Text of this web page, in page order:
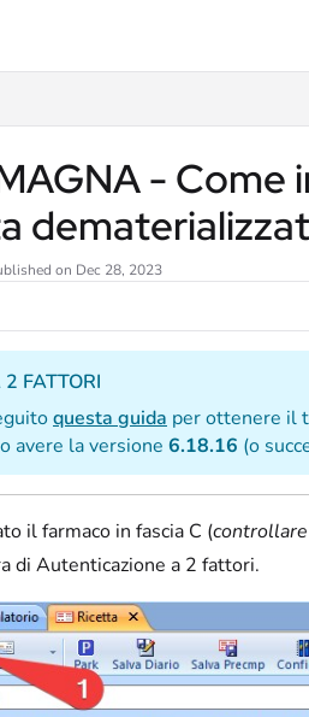
-
on Dec 28, 2023
FATTORI
questa guida per ottenere il
avere la versione 6.18.16 (o
il farmaco in fascia C (controllare
di Autenticazione a 2 fattori.